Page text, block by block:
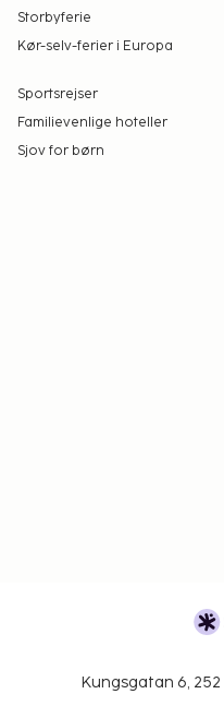
Storbyferie
Kør-selv-ferier i Europa
Sportsrejser
Familievenlige hoteller
Sjov for børn
Kungsgatan 6, 252